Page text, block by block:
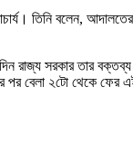
তিনি বলেন,
রাজ্য সরকার
পর বেলা ২টো থেকে